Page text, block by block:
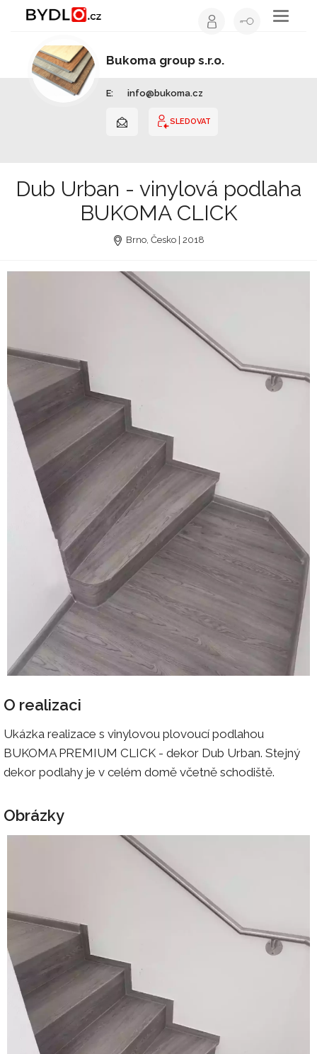
Toggle
Bukoma group s.r.o.
E: info@bukoma.cz
SLEDOVAT
Dub Urban - vinylová podlaha
BUKOMA CLICK
Brno, Česko | 2018
O realizaci
Ukázka realizace s vinylovou plovoucí podlahou
BUKOMA PREMIUM CLICK - dekor Dub Urban. Stejný
dekor podlahy je v celém domě včetně schodiště.
Obrázky